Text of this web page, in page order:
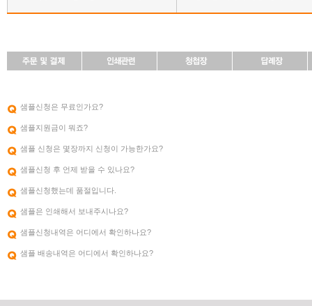
샘플신청은 무료인가요?
샘플지원금이 뭐죠?
샘플 신청은 몇장까지 신청이 가능한가요?
샘플신청 후 언제 받을 수 있나요?
샘플신청했는데 품절입니다.
샘플은 인쇄해서 보내주시나요?
샘플신청내역은 어디에서 확인하나요?
샘플 배송내역은 어디에서 확인하나요?